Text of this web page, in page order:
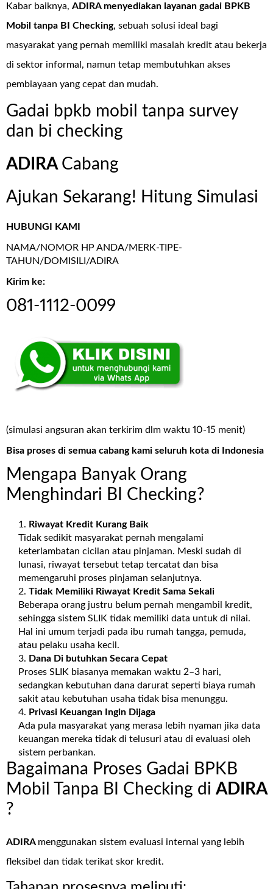
Kabar baiknya, ADIRA menyediakan layanan gadai BPKB
Mobil tanpa BI Checking, sebuah solusi ideal bagi
masyarakat yang pernah memiliki masalah kredit atau bekerja
di sektor informal, namun tetap membutuhkan akses
pembiayaan yang cepat dan mudah.
Gadai bpkb mobil tanpa survey
dan bi checking
ADIRA Cabang
Ajukan Sekarang! Hitung Simulasi
HUBUNGI KAMI
NAMA/NOMOR HP ANDA/MERK-TIPE-
TAHUN/DOMISILI/ADIRA
Kirim ke:
081-1112-0099
(simulasi angsuran akan terkirim dlm waktu 10-15 menit)
Bisa proses di semua cabang kami seluruh kota di Indonesia
Mengapa Banyak Orang
Menghindari BI Checking?
Riwayat Kredit Kurang Baik
Tidak sedikit masyarakat pernah mengalami
keterlambatan cicilan atau pinjaman. Meski sudah di
lunasi, riwayat tersebut tetap tercatat dan bisa
memengaruhi proses pinjaman selanjutnya.
Tidak Memiliki Riwayat Kredit Sama Sekali
Beberapa orang justru belum pernah mengambil kredit,
sehingga sistem SLIK tidak memiliki data untuk di nilai.
Hal ini umum terjadi pada ibu rumah tangga, pemuda,
atau pelaku usaha kecil.
Dana Di butuhkan Secara Cepat
Proses SLIK biasanya memakan waktu 2–3 hari,
sedangkan kebutuhan dana darurat seperti biaya rumah
sakit atau kebutuhan usaha tidak bisa menunggu.
Privasi Keuangan Ingin Dijaga
Ada pula masyarakat yang merasa lebih nyaman jika data
keuangan mereka tidak di telusuri atau di evaluasi oleh
sistem perbankan.
Bagaimana Proses Gadai BPKB
Mobil Tanpa BI Checking di ADIRA
?
ADIRA menggunakan sistem evaluasi internal yang lebih
fleksibel dan tidak terikat skor kredit.